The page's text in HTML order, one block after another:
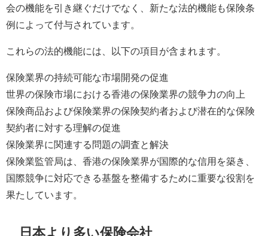
会の機能を引き継ぐだけでなく、新たな法的機能も保険条
例によって付与されています。
これらの法的機能には、以下の項目が含まれます。
保険業界の持続可能な市場開発の促進
世界の保険市場における香港の保険業界の競争力の向上
保険商品および保険業界の保険契約者および潜在的な保険
契約者に対する理解の促進
保険業界に関連する問題の調査と解決
保険業監管局は、香港の保険業界が国際的な信用を築き、
国際競争に対応できる基盤を整備するために重要な役割を
果たしています。
日本より多い保険会社